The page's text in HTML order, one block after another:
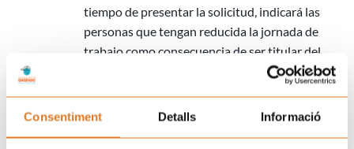
Consentiment Detalls Informació
tiempo de presentar la solicitud, indicará las
personas que tengan reducida la jornada de
trabajo como consecuencia de ser titular del
subsidio por cuidado de menores afectados por
cáncer u otra enfermedad grave, señalando la
parte de la jornada que se ve afectada por el